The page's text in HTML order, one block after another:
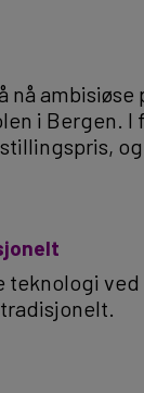
i Bergen. I
ved